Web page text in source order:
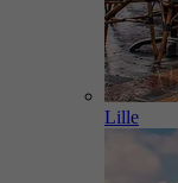
Lille